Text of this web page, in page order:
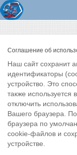
Соглашение об
Наш сайт сохранит
идентификаторы
устройство. Это
также используется
отключить
Вашего браузера.
браузера по
cookie-файлов и
устройстве.